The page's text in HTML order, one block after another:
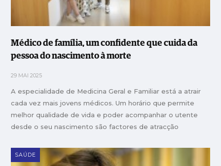
Médico de família, um confidente que cuida da
pessoa do nascimento à morte
29 MAI 2025
A especialidade de Medicina Geral e Familiar está a atrair
cada vez mais jovens médicos. Um horário que permite
melhor qualidade de vida e poder acompanhar o utente
desde o seu nascimento são factores de atracção
SAÚDE